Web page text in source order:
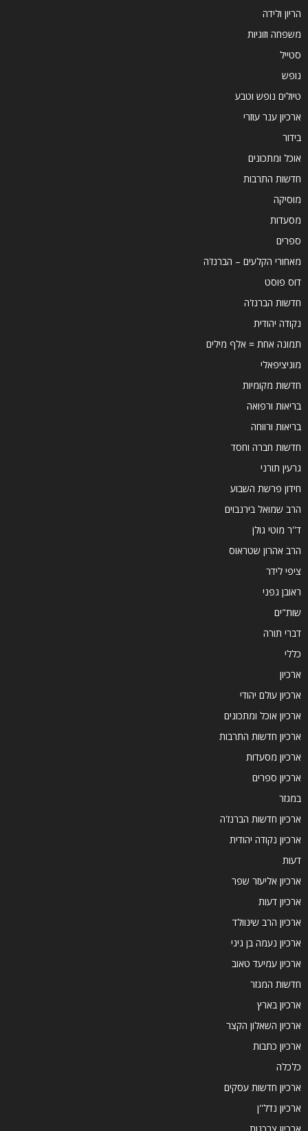
הריון ולידה
משפחה וזוגיות
סטייל
נופש
טיולים נופש וטבע
ארכיון ענר עוזרי
בידור
אוכל ומתכונים
חדשות התרבות
מוסיקה
מסעדות
ספרים
מאחורי הקלעים – הברנז'ה
דוס פוסט
חדשות הברנז'ה
נקודה יהודית
תמונה אחת = אלף מילים
מוניציפאלי
חדשות מקומיות
בריאות ורפואה
בריאות ורווחה
חדשות חברה וחסד
גרעין תורני
חידון פרשת השבוע
הרב שמואל בירנבוים
ד''ר מוטי גולן
הרב אהרון שטראוס
ציפי לידר
ראובן גפני
שות"ים
דברי תורה
כללי
ארכיון
ארכיון עולם יהודי
ארכיון אוכל ומתכונים
ארכיון חדשות התרבות
ארכיון מסעדות
ארכיון ספרים
במגזר
ארכיון חדשות הברנז'ה
ארכיון נקודה יהודית
דעות
ארכיון אליעזר שפר
ארכיון דעות
ארכיון הרב שינוולד
ארכיון נעמה בן גיגי
ארכיון עמיעד טאוב
חדשות המגזר
ארכיון בארץ
ארכיון השאלון הקצר
ארכיון כתבות
כלכלה
ארכיון חדשות עסקים
ארכיון נדל''ן
ארכיון צרכנות